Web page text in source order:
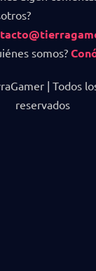
somos?
| Todos
reservados